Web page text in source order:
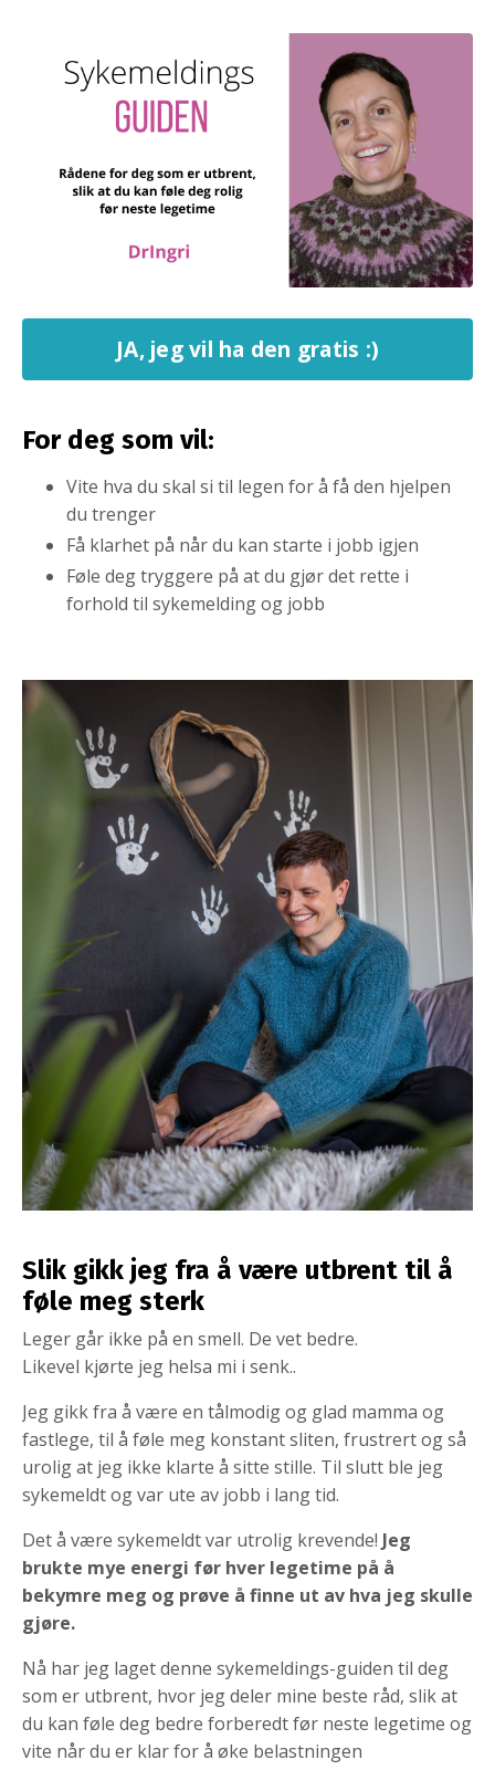
JA, jeg vil ha den gratis :)
For deg som vil:
Vite hva du skal si til legen for å få den hjelpen
du trenger
Få klarhet på når du kan starte i jobb igjen
Føle deg tryggere på at du gjør det rette i
forhold til sykemelding og jobb
Slik gikk jeg fra å være utbrent til å
føle meg sterk
Leger går ikke på en smell. De vet bedre.
Likevel kjørte jeg helsa mi i senk..
Jeg gikk fra å være en tålmodig og glad mamma og
fastlege, til å føle meg konstant sliten, frustrert og så
urolig at jeg ikke klarte å sitte stille. Til slutt ble jeg
sykemeldt og var ute av jobb i lang tid.
Det å være sykemeldt var utrolig krevende! Jeg
brukte mye energi før hver legetime på å
bekymre meg og prøve å finne ut av hva jeg skulle
gjøre.
Nå har jeg laget denne sykemeldings-guiden til deg
som er utbrent, hvor jeg deler mine beste råd, slik at
du kan føle deg bedre forberedt før neste legetime og
vite når du er klar for å øke belastningen